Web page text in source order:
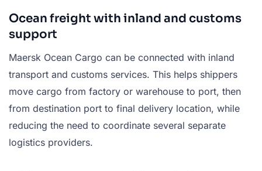
Ocean freight with inland and customs
support
Maersk Ocean Cargo can be connected with inland
transport and customs services. This helps shippers
move cargo from factory or warehouse to port, then
from destination port to final delivery location, while
reducing the need to coordinate several separate
logistics providers.